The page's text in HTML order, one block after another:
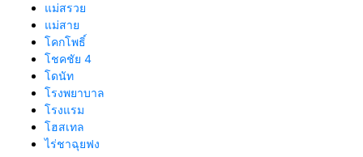
แม่สรวย
แม่สาย
โคกโพธิ์
โชคชัย 4
โดนัท
โรงพยาบาล
โรงแรม
โฮสเทล
ไร่ชาฉุยฟง